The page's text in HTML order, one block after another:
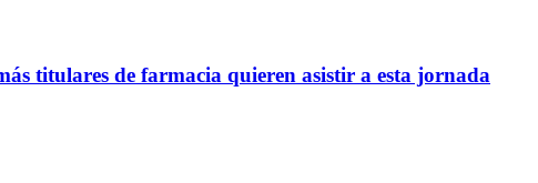
titulares de farmacia quieren asistir a esta jornada